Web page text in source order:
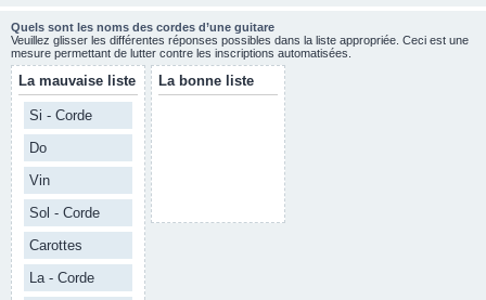
Quels sont les noms des cordes d’une guitare
Veuillez glisser les différentes réponses possibles dans la liste appropriée. Ceci est une
mesure permettant de lutter contre les inscriptions automatisées.
La mauvaise liste
Si - Corde
Do
Vin
Sol - Corde
Carottes
La - Corde
La bonne liste